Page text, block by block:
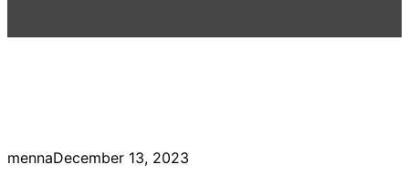
mennaDecember 13, 2023